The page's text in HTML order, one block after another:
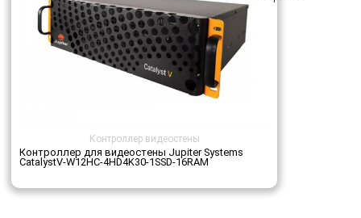
Контроллер видеостены
Контроллер для видеостены Jupiter Systems
CatalystV-W12HC-4HD4K30-1SSD-16RAM